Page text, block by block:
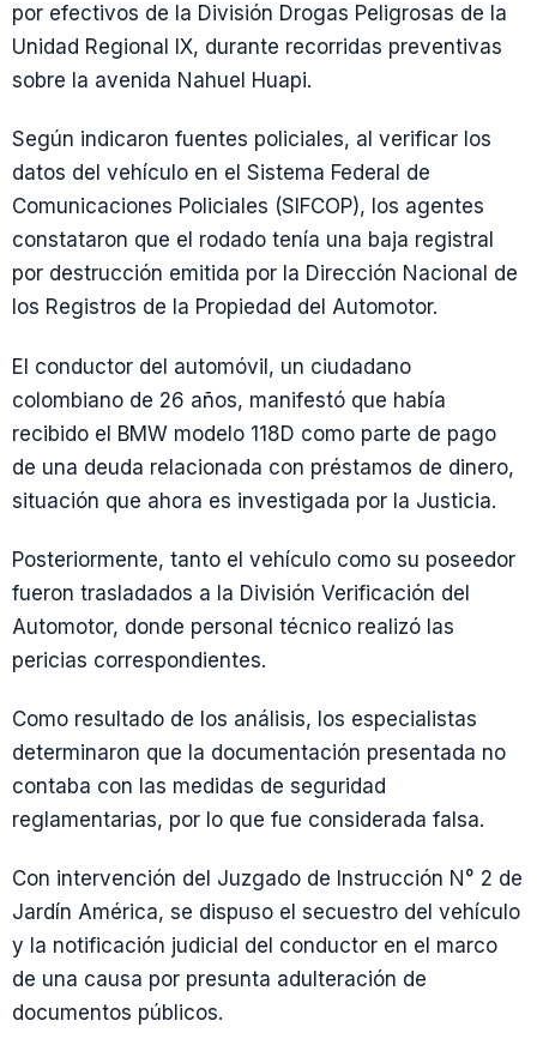
por efectivos de la División Drogas Peligrosas de la
Unidad Regional IX, durante recorridas preventivas
sobre la avenida Nahuel Huapi.
Según indicaron fuentes policiales, al verificar los
datos del vehículo en el Sistema Federal de
Comunicaciones Policiales (SIFCOP), los agentes
constataron que el rodado tenía una baja registral
por destrucción emitida por la Dirección Nacional de
los Registros de la Propiedad del Automotor.
El conductor del automóvil, un ciudadano
colombiano de 26 años, manifestó que había
recibido el BMW modelo 118D como parte de pago
de una deuda relacionada con préstamos de dinero,
situación que ahora es investigada por la Justicia.
Posteriormente, tanto el vehículo como su poseedor
fueron trasladados a la División Verificación del
Automotor, donde personal técnico realizó las
pericias correspondientes.
Como resultado de los análisis, los especialistas
determinaron que la documentación presentada no
contaba con las medidas de seguridad
reglamentarias, por lo que fue considerada falsa.
Con intervención del Juzgado de Instrucción N° 2 de
Jardín América, se dispuso el secuestro del vehículo
y la notificación judicial del conductor en el marco
de una causa por presunta adulteración de
documentos públicos.